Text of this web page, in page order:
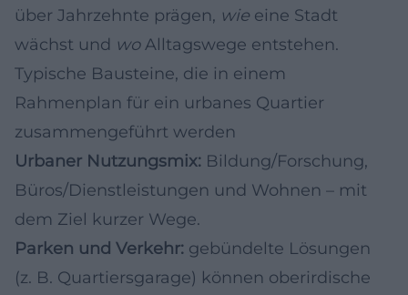
über Jahrzehnte prägen, wie eine Stadt
wächst und woAlltagswege entstehen.
Typische Bausteine, die in einem
Rahmenplan für ein urbanes Quartier
zusammengeführt werden
Urbaner Nutzungsmix: Bildung/Forschung,
Büros/Dienstleistungen und Wohnen – mit
dem Ziel kurzer Wege.
Parken und Verkehr: gebündelte Lösungen
(z. B. Quartiersgarage) können oberirdische